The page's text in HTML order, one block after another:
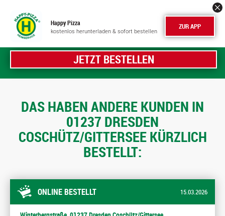
Happy Pizza
kostenlos herunterladen & sofort bestellen ZUR APP
JETZT BESTELLEN
DAS HABEN ANDERE KUNDEN IN
01237 DRESDEN
COSCHÜTZ/GITTERSEE KÜRZLICH
BESTELLT:
ONLINE BESTELLT 15.03.2026